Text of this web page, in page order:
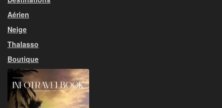
Aérien
Neige
Thalasso
Boutique